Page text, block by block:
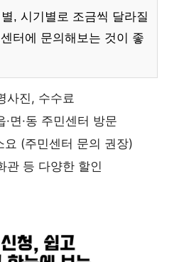
, 시기별로 조금씩 달라질
터에 문의해보는 것이 좋
사진, 수수료
·면·동 주민센터 방문
요 (주민센터 문의 권장)
관 등 다양한 할인